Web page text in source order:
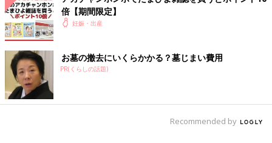
倍【期間限定】
妊娠・出産
お墓の撤去にいくらかかる？墓じまい費用
PR(くらしの話題)
Recommended by